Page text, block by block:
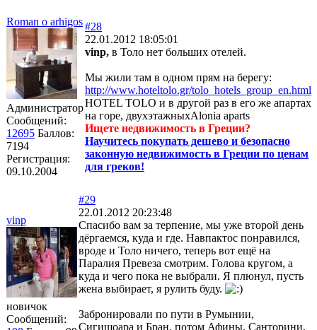
Roman o arhigos
Администратор
Сообщений:
12695 Баллов:
7194
Регистрация:
09.10.2004
#28
22.01.2012 18:05:01
vinp, в Толо нет больших отелей.
Мы жили там в одном прям на берегу:
http://www.hoteltolo.gr/tolo_hotels_group_en.html
HOTEL TOLO и в другой раз в его же апартах
на горе, двухэтажныхAlonia aparts
Ищете недвижимость в Греции?
Научитесь покупать дешево и безопасно
законную недвижимость в Греции по ценам
для греков!
vinp
новичок
Сообщений:
#29
22.01.2012 20:23:48
Спасибо вам за терпение, мы уже второй день
дёргаемся, куда и где. Навпактос понравился,
вроде и Толо ничего, теперь вот ещё на
Паралия Превеза смотрим. Голова кругом, а
куда и чего пока не выбрали. Я плюнул, пусть
жена выбирает, я рулить буду.
Забронировали по пути в Румынии,
Сигишоара и Бран, потом Афины, Санторини,